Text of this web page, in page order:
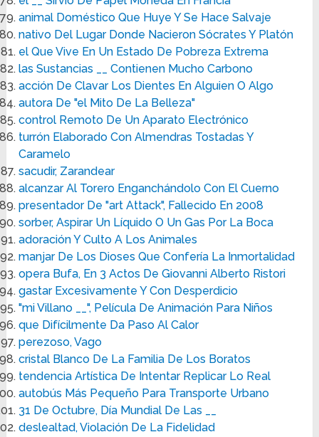
animal Doméstico Que Huye Y Se Hace Salvaje
nativo Del Lugar Donde Nacieron Sócrates Y Platón
el Que Vive En Un Estado De Pobreza Extrema
las Sustancias __ Contienen Mucho Carbono
acción De Clavar Los Dientes En Alguien O Algo
autora De "el Mito De La Belleza"
control Remoto De Un Aparato Electrónico
turrón Elaborado Con Almendras Tostadas Y
Caramelo
sacudir, Zarandear
alcanzar Al Torero Enganchándolo Con El Cuerno
presentador De "art Attack", Fallecido En 2008
sorber, Aspirar Un Líquido O Un Gas Por La Boca
adoración Y Culto A Los Animales
manjar De Los Dioses Que Confería La Inmortalidad
opera Bufa, En 3 Actos De Giovanni Alberto Ristori
gastar Excesivamente Y Con Desperdicio
"mi Villano __", Película De Animación Para Niños
que Difícilmente Da Paso Al Calor
perezoso, Vago
cristal Blanco De La Familia De Los Boratos
tendencia Artística De Intentar Replicar Lo Real
autobús Más Pequeño Para Transporte Urbano
31 De Octubre, Día Mundial De Las __
deslealtad, Violación De La Fidelidad